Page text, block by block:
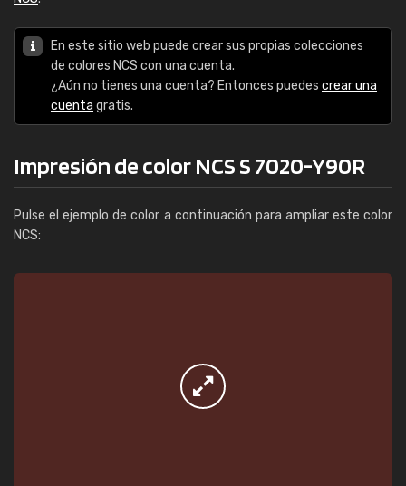
En este sitio web puede crear sus propias colecciones
de colores NCS con una cuenta.
¿Aún no tienes una cuenta? Entonces puedes crear una
cuenta gratis.
Impresión de color NCS S 7020-Y90R
Pulse el ejemplo de color a continuación para ampliar este color
NCS: